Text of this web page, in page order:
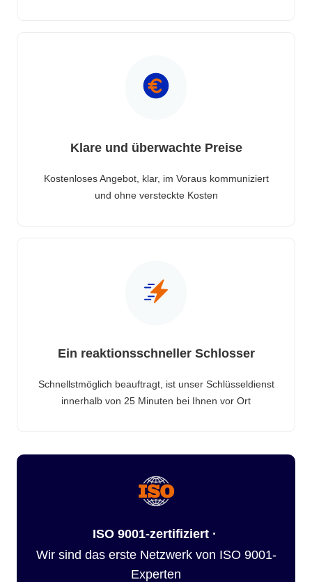
Klare und überwachte Preise
Kostenloses Angebot, klar, im Voraus kommuniziert
und ohne versteckte Kosten
Ein reaktionsschneller Schlosser
Schnellstmöglich beauftragt, ist unser Schlüsseldienst
innerhalb von 25 Minuten bei Ihnen vor Ort
ISO 9001-zertifiziert ·
Wir sind das erste Netzwerk von ISO 9001-
Experten